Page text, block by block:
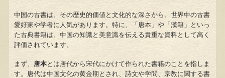
中国の古書は、その歴史的価値と文化的な深さから、世界中の古書
愛好家や学者に人気があります。特に、「唐本」や「漢籍」といっ
た古典書籍は、中国の知識と美意識を伝える貴重な資料として高く
評価されています。
まず、 唐本とは唐代から宋代にかけて作られた書籍のことを指しま
す。唐代は中国文化の黄金期とされ、詩文や学問、宗教に関する書